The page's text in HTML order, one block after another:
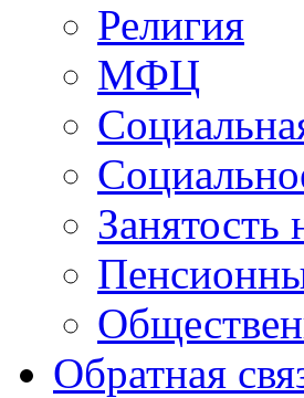
Религия
МФЦ
Занятость
Обратная